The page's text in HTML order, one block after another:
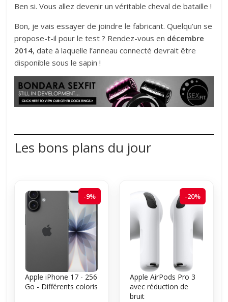
Ben si. Vous allez devenir un véritable cheval de bataille !
Bon, je vais essayer de joindre le fabricant. Quelqu’un se
propose-t-il pour le test ? Rendez-vous en décembre
2014, date à laquelle l’anneau connecté devrait être
disponible sous le sapin !
Les bons plans du jour
-9%
Apple iPhone 17 - 256
Go - Différents coloris
-20%
Apple AirPods Pro 3
avec réduction de
bruit